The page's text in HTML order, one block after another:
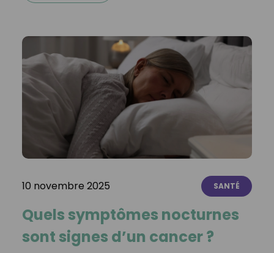
10 novembre 2025 SANTÉ
Quels symptômes nocturnes
sont signes d’un cancer ?